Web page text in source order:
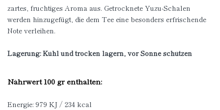
zartes, fruchtiges Aroma aus. Getrocknete Yuzu-Schalen
werden hinzugefügt, die dem Tee eine besonders erfrischende
Note verleihen.
Lagerung: Kühl und trocken lagern, vor Sonne schützen
Nährwert 100 gr enthalten:
Energie: 979 KJ / 234 kcal